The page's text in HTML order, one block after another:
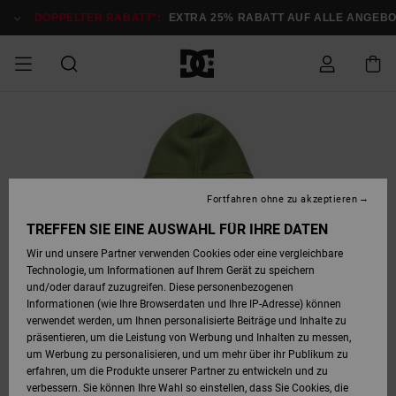
Produktinformation
DOPPELTER RABATT*: EXTRA 25% RABATT AUF ALLE
SALE MÄNNER
Accessoires
SALE SNOW
T-Shirts
Jacken &
SALE KINDER Sale
Sale Snow
Jacken &
Hoodies &
ESSENTIALS
Lynx
Pure
Net
Alle ansehen
DC Command
Manteca
Construct
Ascend
SCHUHE Sneakers
Sandalen
Winterschuhe
Snowboard
BEKLEIDUNG
T-shirts
Hemden
Jeans
Jacken &
ACCESSOIRES
Taschen &
ESSENTIALS
Alle ansehen
DC Command
Manteca
Best Sellers
SCHUHE Skate
Sandalen
Snowboard
Unisex
KLEIDUNG
Alle ansehen
KINDER
ESSENTIALS
Stag
Babyschuhe
Sneakers
Alle ansehen
BEKLEIDUNG
Sweatshirts &
Hemden
ACCESSOIRES
Taschen
Alle ansehen
SKATE
SKATE SHOP
SNOW SHOP FÜR
MÄNNER
Snowboard
Winterschuhe
Polarfleece &
Softshells
FRAUEN
Alle ansehen
SNOW SHOP FÜR
KINDER
Mützen
Alle ansehen
Auf meine
Bestellung
Versand
Retouren
Bezahlung
Geschenkkarte
TREFFEN SIE EINE AUSWAHL FÜR IHRE DATEN
Wir und unsere Partner verwenden Cookies oder eine vergleichbare
Technologie, um Informationen auf Ihrem Gerät zu speichern
und/oder darauf zuzugreifen. Diese personenbezogenen
Informationen (wie Ihre Browserdaten und Ihre IP-Adresse) können
verwendet werden, um Ihnen personalisierte Beiträge und Inhalte zu
präsentieren, um die Leistung von Werbung und Inhalten zu messen,
um Werbung zu personalisieren, und um mehr über ihr Publikum zu
erfahren, um die Produkte unserer Partner zu entwickeln und zu
verbessern. Sie können Ihre Wahl so einstellen, dass Sie Cookies, die
Fortfahren ohne zu akzeptieren